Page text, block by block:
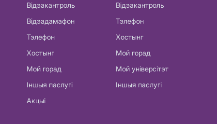
Відэакантроль
Відэадамафон
Тэлефон
Хостынг
Мой горад
Іншыя паслугі
Акцыі
Відэакантроль
Тэлефон
Хостынг
Мой горад
Мой універсітэт
Іншыя паслугі